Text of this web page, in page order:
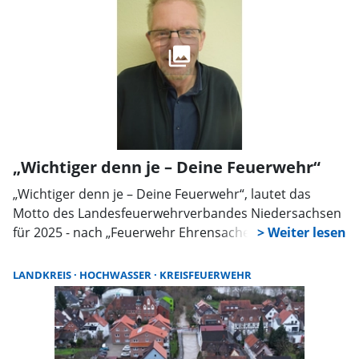
„Wichtiger denn je – Deine Feuerwehr“
„Wichtiger denn je – Deine Feuerwehr“, lautet das
Motto des Landesfeuerwehrverbandes Niedersachsen
für 2025 - nach „Feuerwehr Ehrensache!“ in diesem
einem Ausblick auf 2025, zog Kreisbandmeister Klaus-
Peter Grote ein Resümee und blickte auf die
Entwicklung in der nahen Zukunft der Feuerwehr in
Schaumburg. Neben seinem Amt im Landkreis
Schaumburg bekleidet der 65-jährige noch den Posten
LANDKREIS HOCHWASSER KREISFEUERWEHR